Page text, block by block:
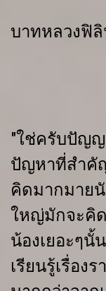
บาทหลวงฟิ
"ใช่ครับปัญ
ปัญหาที่สำคั
คิดมากมาย
ใหญ่มักจะคิ
น้องเยอะๆนั้
เรียนรู้เรื่อง